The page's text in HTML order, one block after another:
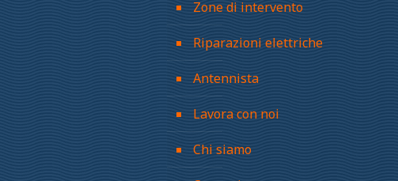
Zone di intervento
Riparazioni elettriche
Antennista
Lavora con noi
Chi siamo